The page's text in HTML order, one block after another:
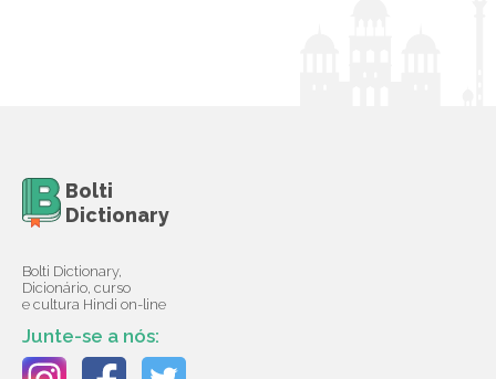
Bolti
Dictionary
Bolti Dictionary,
Dicionário, curso
e cultura Hindi on-line
Junte-se a nós: